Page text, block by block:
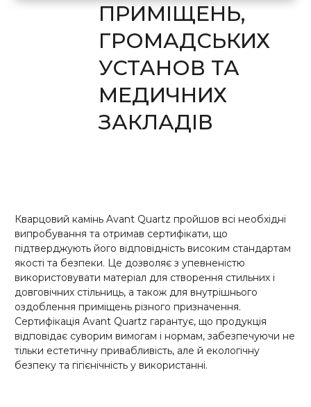
ПРИМІЩЕНЬ,
ГРОМАДСЬКИХ
УСТАНОВ ТА
МЕДИЧНИХ
ЗАКЛАДІВ
Кварцовий камінь Avant Quartz пройшов всі необхідні
випробування та отримав сертифікати, що
підтверджують його відповідність високим стандартам
якості та безпеки. Це дозволяє з упевненістю
використовувати матеріал для створення стильних і
довговічних стільниць, а також для внутрішнього
оздоблення приміщень різного призначення.
Сертифікація Avant Quartz гарантує, що продукція
відповідає суворим вимогам і нормам, забезпечуючи не
тільки естетичну привабливість, але й екологічну
безпеку та гігієнічність у використанні.